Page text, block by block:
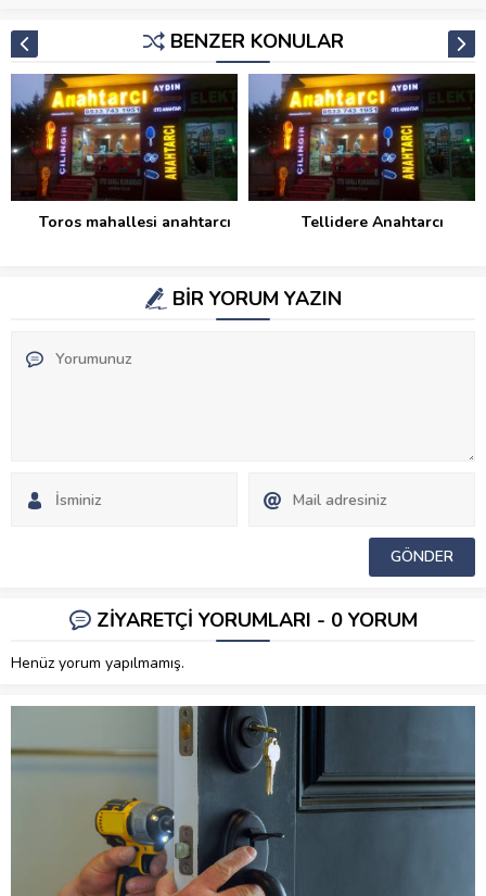
BENZER KONULAR
Toros mahallesi anahtarcı Tellidere Anahtarcı
BİR YORUM YAZIN
ZİYARETÇİ YORUMLARI - 0 YORUM
Henüz yorum yapılmamış.